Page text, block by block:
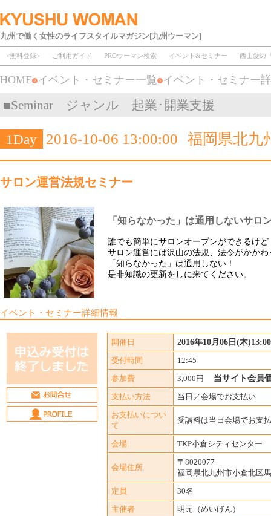
九州で働く女性のライフスタイルマガジン[九州ウーマン]
<無料登録> ご利用ガイド PROウーマン検索 イベント&セミナー 西山愛の
HOME イベント・セミナー一覧 イベント・セミナ
■Seminar ジャンル 起業･開業支援
1Day 2016-10-06 13:00:00 福岡県北九
サロン運営法規セミナー
「知らなかった」は通用しないサロ
誰でも簡単にサロンオープンができるけど
サロン運営には沢山の法規、法令がかか
「知らなかった」は通用しない！
是非知識の更新をしに来てください。
イベント・セミナー詳細情報
開催日
2016年10月06日(木
受付時間
12:45
参加費
3,000円 当サイト会員
支払い方法
当日／会場でお支払い
お支払いについ
て
受講料は当日会場でお支
会場 TKP小倉シティセンター
会場住所
〒8020077
福岡県北九州市小倉北区
定員
30名
主催者
明元（めいげん）